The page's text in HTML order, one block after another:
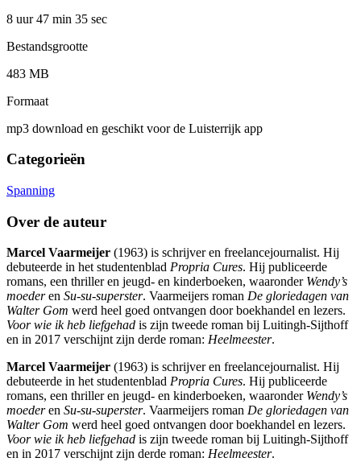
8 uur 47 min 35 sec
Bestandsgrootte
483 MB
Formaat
mp3 download en geschikt voor de Luisterrijk app
Categorieën
Spanning
Over de auteur
Marcel Vaarmeijer (1963) is schrijver en freelancejournalist. Hij
debuteerde in het studentenblad Propria Cures. Hij publiceerde
romans, een thriller en jeugd- en kinderboeken, waaronder Wendy’s
moederen Su-su-superster. Vaarmeijers roman De gloriedagen van
Walter Gom werd heel goed ontvangen door boekhandel en lezers.
Voor wie ik heb liefgehad is zijn tweede roman bij Luitingh-Sijthoff
en in 2017 verschijnt zijn derde roman: Heelmeester.
Marcel Vaarmeijer (1963) is schrijver en freelancejournalist. Hij
debuteerde in het studentenblad Propria Cures. Hij publiceerde
romans, een thriller en jeugd- en kinderboeken, waaronder Wendy’s
moederen Su-su-superster. Vaarmeijers roman De gloriedagen van
Walter Gom werd heel goed ontvangen door boekhandel en lezers.
Voor wie ik heb liefgehad is zijn tweede roman bij Luitingh-Sijthoff
en in 2017 verschijnt zijn derde roman: Heelmeester.